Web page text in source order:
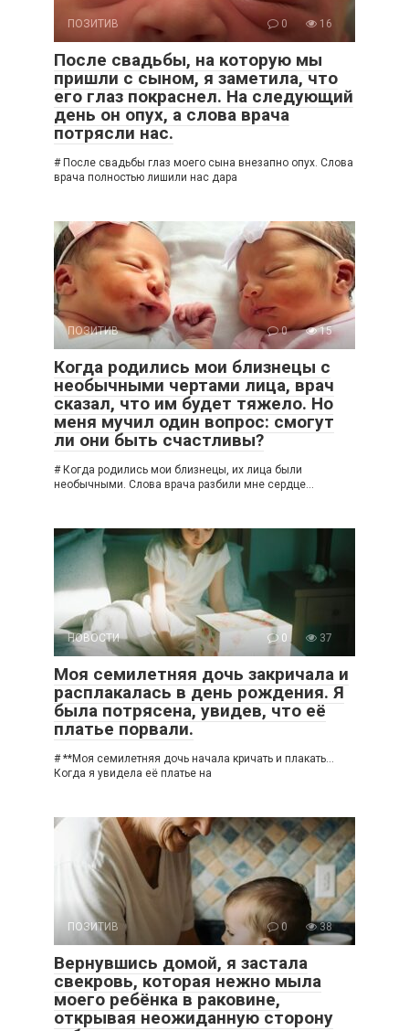
ПОЗИТИВ 0 16
После свадьбы, на которую мы
пришли с сыном, я заметила, что
его глаз покраснел. На следующий
день он опух, а слова врача
потрясли нас.
# После свадьбы глаз моего сына внезапно опух. Слова
врача полностью лишили нас дара
ПОЗИТИВ 0 15
Когда родились мои близнецы с
необычными чертами лица, врач
сказал, что им будет тяжело. Но
меня мучил один вопрос: смогут
ли они быть счастливы?
# Когда родились мои близнецы, их лица были
необычными. Слова врача разбили мне сердце…
НОВОСТИ 0 37
Моя семилетняя дочь закричала и
расплакалась в день рождения. Я
была потрясена, увидев, что её
платье порвали.
# **Моя семилетняя дочь начала кричать и плакать…
Когда я увидела её платье на
ПОЗИТИВ 0 38
Вернувшись домой, я застала
свекровь, которая нежно мыла
моего ребёнка в раковине,
открывая неожиданную сторону